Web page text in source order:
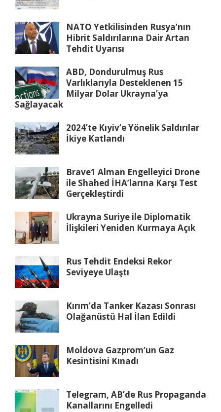
NATO Yetkilisinden Rusya’nın
Hibrit Saldırılarına Dair Artan
Tehdit Uyarısı
ABD, Dondurulmuş Rus
Varlıklarıyla Desteklenen 15
Milyar Dolar Ukrayna’ya
Sağlayacak
2024’te Kıyiv’e Yönelik Saldırılar
İkiye Katlandı
Brave1 Alman Engelleyici Drone
ile Shahed İHA’larına Karşı Test
Gerçekleştirdi
Ukrayna Suriye ile Diplomatik
İlişkileri Yeniden Kurmaya Açık
Rus Tehdit Endeksi Rekor
Seviyeye Ulaştı
Kırım’da Tanker Kazası Sonrası
Olağanüstü Hal İlan Edildi
Moldova Gazprom’un Gaz
Kesintisini Kınadı
Telegram, AB’de Rus Propaganda
Kanallarını Engelledi